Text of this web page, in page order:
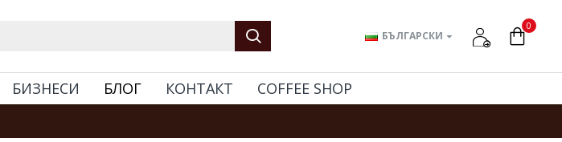
БЪЛГАРСКИ
0
БИЗНЕСИ БЛОГ КОНТАКТ COFFEE SHOP